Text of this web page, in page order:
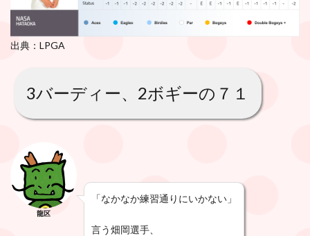
出典：LPGA
3バーディー、2ボギーの７１
龍区
「なかなか練習通りにいかない」
言う畑岡選手、